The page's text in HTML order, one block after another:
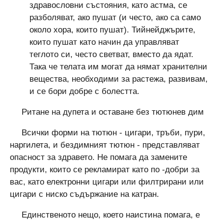
здравословни състояния, като астма, се
разболяват, ако пушат (и често, ако са само
около хора, които пушат). Тийнейджърите,
които пушат като начин да управляват
теглото си, често светват, вместо да ядат.
Така че телата им могат да нямат хранителни
вещества, необходими за растежа, развивам,
и се бори добре с болестта.
Ритане на дупета и оставане без тютюнев дим
Всички форми на тютюн - цигари, тръби, пури,
наргилета, и бездимният тютюн - представляват
опасност за здравето. Не помага да замените
продукти, които се рекламират като по -добри за
вас, като електронни цигари или филтрирани или
цигари с ниско съдържание на катран.
Единственото нещо, което наистина помага, е